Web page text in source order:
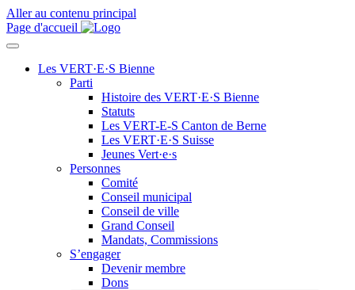
Aller au contenu principal
Page d'accueil
Les VERT·E·S Bienne
Parti
Histoire des VERT·E·S Bienne
Statuts
Les VERT-E-S Canton de Berne
Les VERT·E·S Suisse
Jeunes Vert·e·s
Personnes
Comité
Conseil municipal
Conseil de ville
Grand Conseil
Mandats, Commissions
S’engager
Devenir membre
Dons